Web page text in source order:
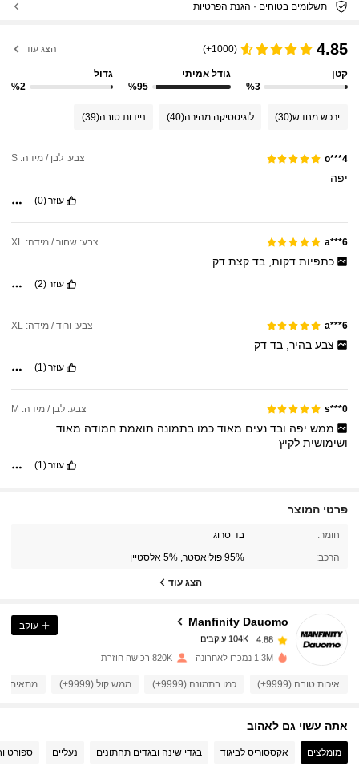
תשלומים בטוחים · הגנת הפרטיות
4.85
(1000+) הצג עוד
קטן
%3
גודל אמיתי
%95
גדול
%2
ירכש מחדש(30) לוגיסטיקה מהירה(40) ניידות טובה(39)
o***4 צבע: לבן / מידה: S
יפה
עוזר(0)
a***6 צבע: שחור / מידה: XL
כתפיות דקות, בד קצת דק
עוזר(2)
a***6 צבע: ורוד / מידה: XL
צבע בהיר, בד דק
עוזר(1)
s***0 צבע: לבן / מידה: M
ממש יפה ובד נעים מאוד כמו בתמונה תואמת חמודה מאוד
ושימושיתלקיץ
עוזר(1)
פרטי המוצר
חומר: בד סרוג
הרכב: 95% פוליאסטר, 5% אלסטיין
הצג עוד
Manfinity Dauomo
4.88
104K עוקבים
n***0
שילםלפני יום אחד
4.88 104K עוקבים
עוקב
1.3M נמכרו לאחרונה 820K רכישה חוזרת
איכות טובה (9999+) כמו בתמונה (9999+) ממש קול (9999+) מתאים מאוד
אתה עשוי גם לאהוב
מומלצים אקססוריס לביגוד בגדי שינה ובגדים תחתונים נעליים ספורט